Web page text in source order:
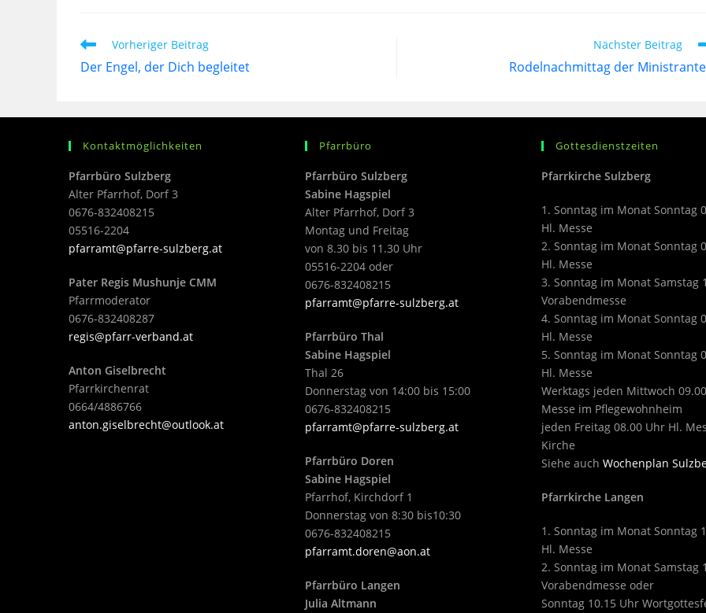
Vorheriger Beitrag
Der Engel, der Dich begleitet
Nächster Beitrag
Rodelnachmittag der
Kontaktmöglichkeiten
Pfarrbüro Sulzberg
Alter Pfarrhof, Dorf 3
0676-832408215
05516-2204
pfarramt@pfarre-sulzberg.at
Pater Regis Mushunje CMM
Pfarrmoderator
0676-832408287
regis@pfarr-verband.at
Anton Giselbrecht
Pfarrkirchenrat
0664/4886766
anton.giselbrecht@outlook.at
Pfarrbüro
Pfarrbüro Sulzberg
Sabine Hagspiel
Alter Pfarrhof, Dorf 3
Montag und Freitag
von 8.30 bis 11.30 Uhr
05516-2204 oder
0676-832408215
pfarramt@pfarre-sulzberg.at
Pfarrbüro Thal
Sabine Hagspiel
Thal 26
Donnerstag von 14:00 bis 15:00
0676-832408215
pfarramt@pfarre-sulzberg.at
Pfarrbüro Doren
Sabine Hagspiel
Pfarrhof, Kirchdorf 1
Donnerstag von 8:30 bis10:30
0676-832408215
pfarramt.doren@aon.at
Pfarrbüro Langen
Julia Altmann
Gottesdienstzeiten
Pfarrkirche Sulzberg
1. Sonntag im Monat Sonntag
Hl. Messe
2. Sonntag im Monat Sonntag
Hl. Messe
3. Sonntag im Monat Samstag
Vorabendmesse
4. Sonntag im Monat Sonntag
Hl. Messe
5. Sonntag im Monat Sonntag
Hl. Messe
Werktags jeden Mittwoch
Messe im Pflegewohnheim
jeden Freitag 08.00 Uhr Hl.
Kirche
Siehe auch Wochenplan
Pfarrkirche Langen
1. Sonntag im Monat Sonntag
Hl. Messe
2. Sonntag im Monat Samstag
Vorabendmesse oder
Sonntag 10.15 Uhr